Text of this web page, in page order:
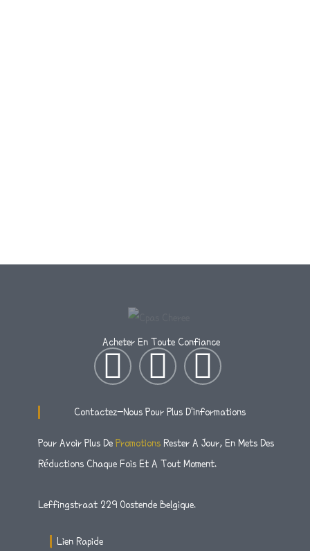
Acheter En Toute Confiance
I
N
S
T
A
T
W
I
T
T
F
A
C
E
Contactez-Nous Pour Plus D'informations
Pour Avoir Plus De Promotions Rester A Jour, En Mets Des
Réductions Chaque Fois Et A Tout Moment.
Leffingstraat 229 Oostende Belgique.
Lien Rapide